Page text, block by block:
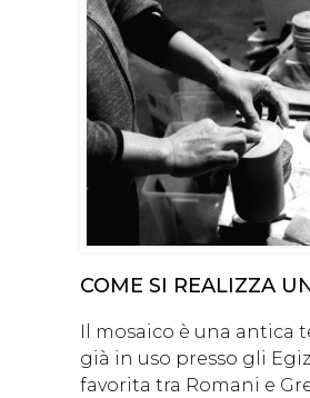
COME SI REALIZZA
Il mosaico è una antica
già in uso presso gli
favorita tra Romani e